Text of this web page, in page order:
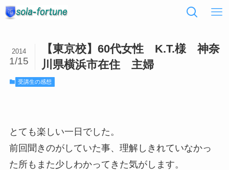
【東京校】60代女性 K.T.様 神奈
川県横浜市在住 主婦
2014
1/15
受講生の感想
とても楽しい一日でした。
前回聞きのがしていた事、理解しきれていなかっ
た所もまた少しわかってきた気がします。